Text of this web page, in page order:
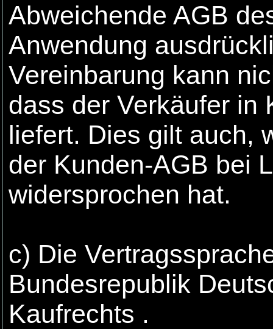
Abweichende AGB
Anwendung
Vereinbarung kann
dass der Verkäufer in
liefert. Dies gilt auch,
der Kunden-AGB bei
widersprochen hat.
c) Die
Bundesrepublik
Kaufrechts .